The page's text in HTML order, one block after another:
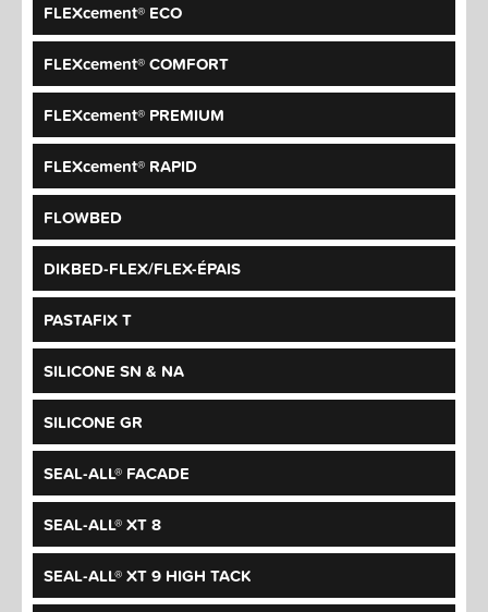
FLEXcement® ECO
FLEXcement® COMFORT
FLEXcement® PREMIUM
FLEXcement® RAPID
FLOWBED
DIKBED-FLEX/FLEX-ÉPAIS
PASTAFIX T
SILICONE SN & NA
SILICONE GR
SEAL-ALL® FACADE
SEAL-ALL® XT 8
SEAL-ALL® XT 9 HIGH TACK